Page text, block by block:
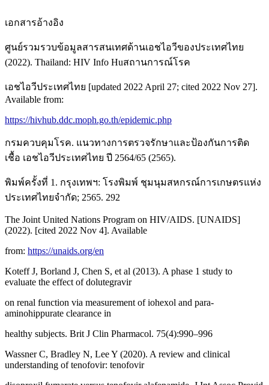
เอกสารอ้างอิง
ศูนย์รวมรวบข้อมูลสารสนเทศด้านเอชไอวีของประเทศไทย
(2022). Thailand: HIV Info Huสถานการณ์โรค
เอชไอวีประเทศไทย [updated 2022 April 27; cited 2022 Nov 27].
Available from:
https://hivhub.ddc.moph.go.th/epidemic.php
กรมควบคุมโรค. แนวทางการตรวจรักษาและป้องกันการติด
เชื้อ เอชไอวีประเทศไทย ปี 2564/65 (2565).
พิมพ์ครั้งที่ 1. กรุงเทพฯ: โรงพิมพ์ ชุมนุมสหกรณ์การเกษตรแห่ง
ประเทศไทยจำกัด; 2565. 292
The Joint United Nations Program on HIV/AIDS. [UNAIDS]
(2022). [cited 2022 Nov 4]. Available
from: https://unaids.org/en
Koteff J, Borland J, Chen S, et al (2013). A phase 1 study to
evaluate the effect of dolutegravir
on renal function via measurement of iohexol and para-
aminohippurate clearance in
healthy subjects. Brit J Clin Pharmacol. 75(4):990–996
Wassner C, Bradley N, Lee Y (2020). A review and clinical
understanding of tenofovir: tenofovir